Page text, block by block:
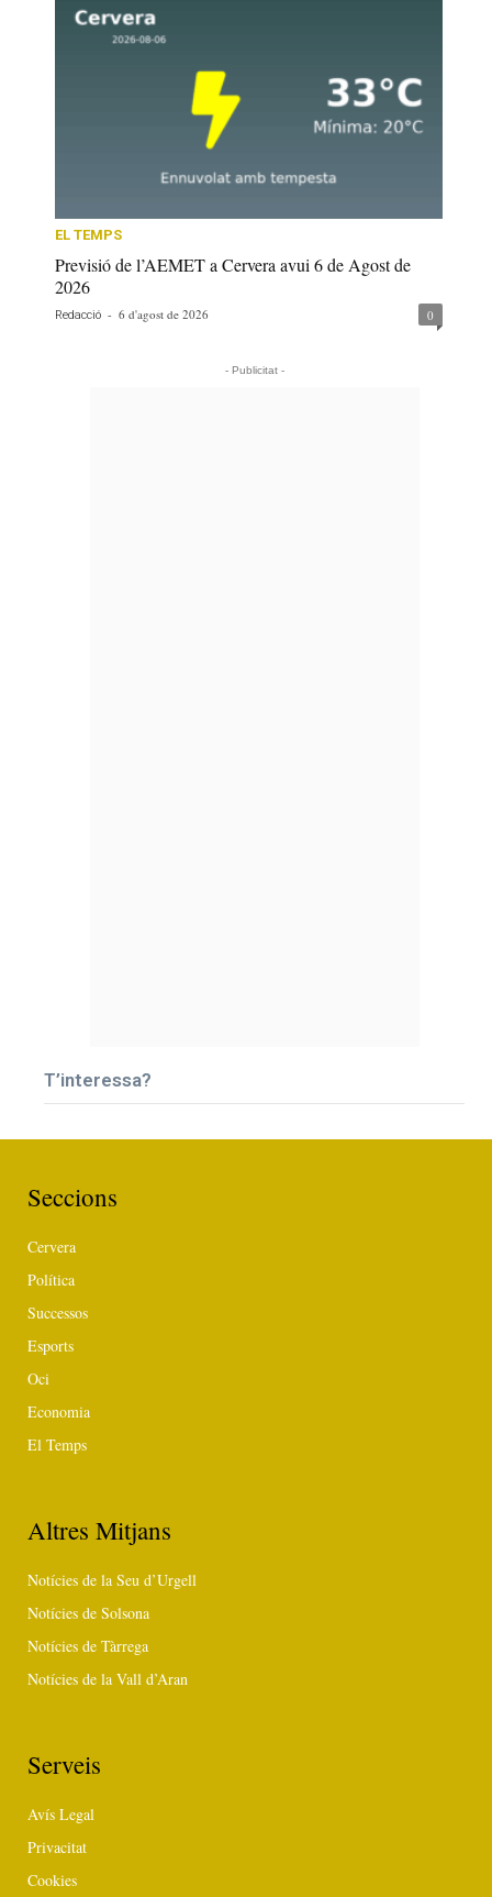
EL TEMPS
Previsió de l’AEMET a Cervera avui 6 de Agost de
2026
Redacció - 6 d'agost de 2026 0
- Publicitat -
T’interessa?
Seccions
Cervera
Política
Successos
Esports
Oci
Economia
El Temps
Altres Mitjans
Notícies de la Seu d’Urgell
Notícies de Solsona
Notícies de Tàrrega
Notícies de la Vall d’Aran
Serveis
Avís Legal
Privacitat
Cookies